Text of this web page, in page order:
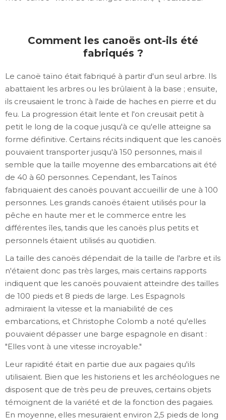
Comment les canoës ont-ils été
fabriqués ?
Le canoë taïno était fabriqué à partir d'un seul arbre. Ils
abattaient les arbres ou les brûlaient à la base ; ensuite,
ils creusaient le tronc à l'aide de haches en pierre et du
feu. La progression était lente et l'on creusait petit à
petit le long de la coque jusqu'à ce qu'elle atteigne sa
forme définitive. Certains récits indiquent que les canoës
pouvaient transporter jusqu'à 150 personnes, mais il
semble que la taille moyenne des embarcations ait été
de 40 à 60 personnes. Cependant, les Taínos
fabriquaient des canoës pouvant accueillir de une à 100
personnes. Les grands canoës étaient utilisés pour la
pêche en haute mer et le commerce entre les
différentes îles, tandis que les canoës plus petits et
personnels étaient utilisés au quotidien.
La taille des canoës dépendait de la taille de l'arbre et ils
n'étaient donc pas très larges, mais certains rapports
indiquent que les canoës pouvaient atteindre des tailles
de 100 pieds et 8 pieds de large. Les Espagnols
admiraient la vitesse et la maniabilité de ces
embarcations, et Christophe Colomb a noté qu'elles
pouvaient dépasser une barge espagnole en disant :
"Elles vont à une vitesse incroyable."
Leur rapidité était en partie due aux pagaies qu'ils
utilisaient. Bien que les historiens et les archéologues ne
disposent que de très peu de preuves, certains objets
témoignent de la variété et de la fonction des pagaies.
En moyenne, elles mesuraient environ 2,5 pieds de long